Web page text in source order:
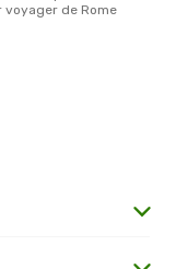
voyager de Rome